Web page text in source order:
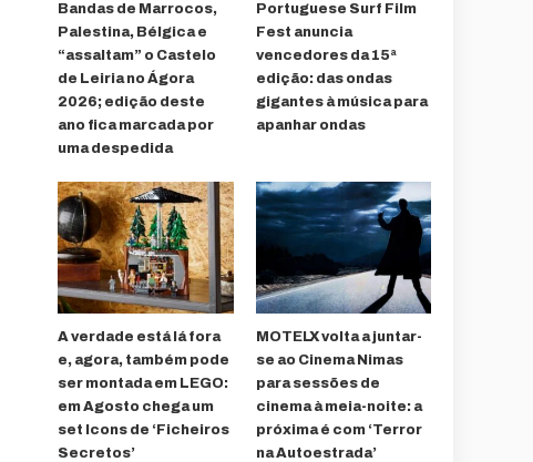
Bandas de Marrocos,
Palestina, Bélgica e
“assaltam” o Castelo
de Leiria no Ágora
2026; edição deste
ano fica marcada por
uma despedida
Portuguese Surf Film
Fest anuncia
vencedores da 15ª
edição: das ondas
gigantes à música para
apanhar ondas
A verdade está lá fora
e, agora, também pode
ser montada em LEGO:
em Agosto chega um
set Icons de ‘Ficheiros
Secretos’
MOTELX volta a juntar-
se ao Cinema Nimas
para sessões de
cinema à meia-noite: a
próxima é com ‘Terror
na Autoestrada’